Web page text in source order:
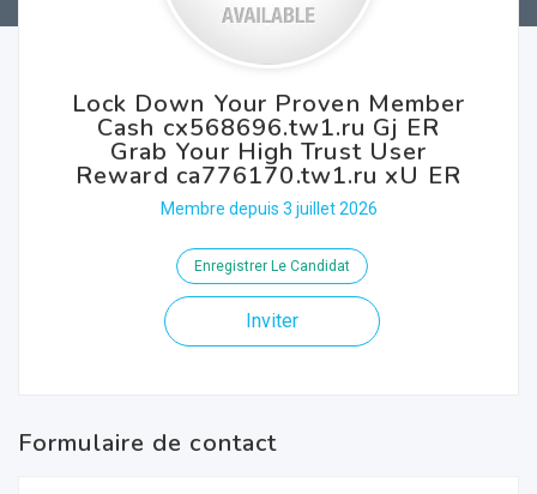
Lock Down Your Proven Member
Cash cx568696.tw1.ru Gj ER
Grab Your High Trust User
Reward ca776170.tw1.ru xU ER
Membre depuis 3 juillet 2026
Enregistrer Le Candidat
Inviter
Formulaire de contact